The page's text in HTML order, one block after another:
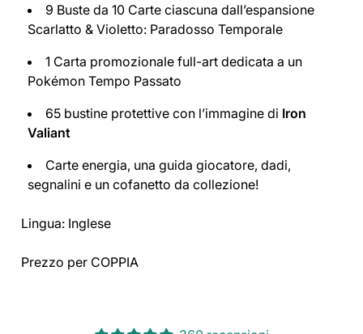
9 Buste da 10 Carte ciascuna dall’espansione
Scarlatto & Violetto: Paradosso Temporale
1 Carta promozionale full-art dedicata a un
Pokémon Tempo Passato
65 bustine protettive con l’immagine di Iron
Valiant
Carte energia, una guida giocatore, dadi,
segnalini e un cofanetto da collezione!
Lingua: Inglese
Prezzo per COPPIA